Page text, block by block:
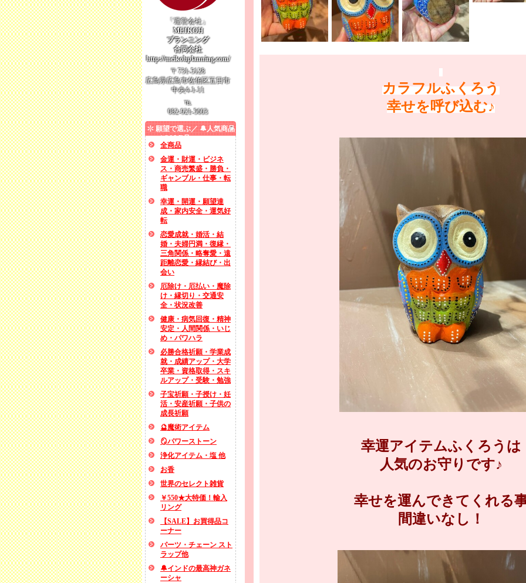
「運営会社」
MEIKOH
プランニング
合同会社
http://meikohplanning.com/
〒731-5128
広島県広島市佐伯区五日市
中央4-1-11
℡
082-921-5603
願望で選ぶ／ 🔔人気商品
／ SALE品
全商品
金運・財運・ビジネ
ス・商売繁盛・勝負・
ギャンブル・仕事・転
職
幸運・開運・願望達
成・家内安全・運気好
転
恋愛成就・婚活・結
婚・夫婦円満・復縁・
三角関係・略奪愛・遠
距離恋愛・縁結び・出
会い
厄除け・厄払い・魔除
け・縁切り・交通安
全・状況改善
健康・病気回復・精神
安定・人間関係・いじ
め・パワハラ
必勝合格祈願・学業成
就・成績アップ・大学
卒業・資格取得・スキ
ルアップ・受験・勉強
子宝祈願・子授け・妊
活・安産祈願・子供の
成長祈願
🔮魔術アイテム
🪞パワーストーン
浄化アイテム・塩 他
お香
世界のセレクト雑貨
￥550★大特価！輸入
リング
【SALE】お買得品コ
ーナー
パーツ・チェーン スト
ラップ他
🔔インドの最高神ガネ
ーシャ
カラフルふくろう
幸せを呼び込む♪
幸運アイテムふくろうは
人気のお守りです♪
幸せを運んできてくれる
間違いなし！